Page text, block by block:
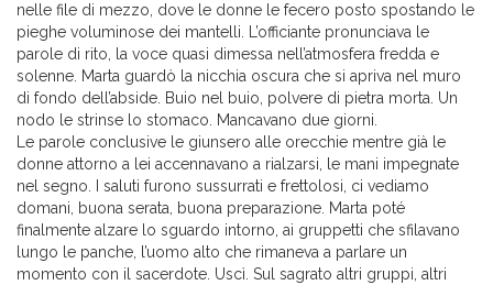
nelle file di mezzo, dove le donne le fecero posto spostando le
pieghe voluminose dei mantelli. L’officiante pronunciava le
parole di rito, la voce quasi dimessa nell’atmosfera fredda e
solenne. Marta guardò la nicchia oscura che si apriva nel muro
di fondo dell’abside. Buio nel buio, polvere di pietra morta. Un
nodo le strinse lo stomaco. Mancavano due giorni.
Le parole conclusive le giunsero alle orecchie mentre già le
donne attorno a lei accennavano a rialzarsi, le mani impegnate
nel segno. I saluti furono sussurrati e frettolosi, ci vediamo
domani, buona serata, buona preparazione. Marta poté
finalmente alzare lo sguardo intorno, ai gruppetti che sfilavano
lungo le panche, l’uomo alto che rimaneva a parlare un
momento con il sacerdote. Uscì. Sul sagrato altri gruppi, altri